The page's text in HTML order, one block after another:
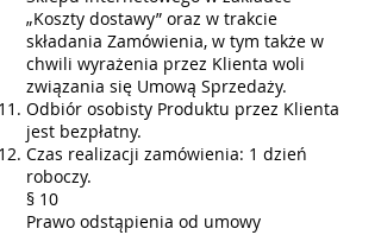
„Koszty dostawy” oraz w trakcie
składania Zamówienia, w tym także w
chwili wyrażenia przez Klienta woli
związania się Umową Sprzedaży.
Odbiór osobisty Produktu przez Klienta
jest bezpłatny.
Czas realizacji zamówienia: 1 dzień
roboczy.
§ 10
Prawo odstąpienia od umowy